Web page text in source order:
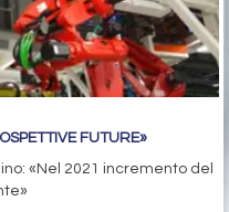
FUTURE»
«Nel 2021 incremento del